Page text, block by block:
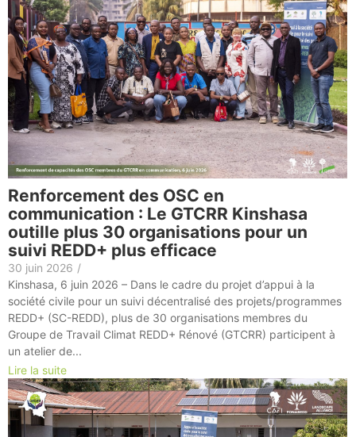
Renforcement des OSC en
communication : Le GTCRR Kinshasa
outille plus 30 organisations pour un
suivi REDD+ plus efficace
30 juin 2026 /
Kinshasa, 6 juin 2026 – Dans le cadre du projet d’appui à la
société civile pour un suivi décentralisé des projets/programmes
REDD+ (SC-REDD), plus de 30 organisations membres du
Groupe de Travail Climat REDD+ Rénové (GTCRR) participent à
un atelier de...
Lire la suite